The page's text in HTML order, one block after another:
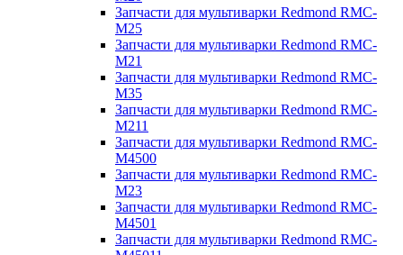
Запчасти для мультиварки Redmond RMC-
M25
Запчасти для мультиварки Redmond RMC-
M21
Запчасти для мультиварки Redmond RMC-
M35
Запчасти для мультиварки Redmond RMC-
M211
Запчасти для мультиварки Redmond RMC-
M4500
Запчасти для мультиварки Redmond RMC-
M23
Запчасти для мультиварки Redmond RMC-
M4501
Запчасти для мультиварки Redmond RMC-